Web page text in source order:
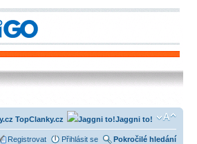
Jaggni to!
TopClanky.cz
Registrovat Přihlásit se Pokročilé hledání